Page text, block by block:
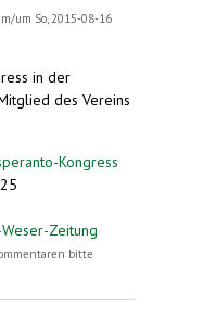
um So, 2015-08-16
in der
des Vereins
Kongress
Zeitung
für die ganze Welt
bitte